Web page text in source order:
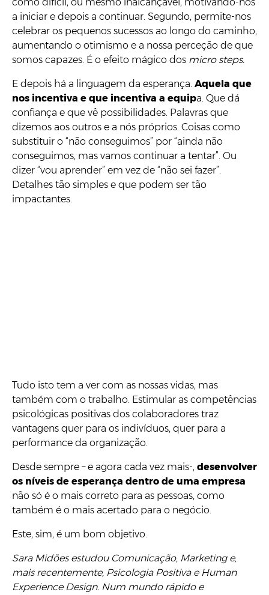
a iniciar e depois a continuar. Segundo, permite-nos
celebrar os pequenos sucessos ao longo do caminho,
aumentando o otimismo e a nossa perceção de que
somos capazes. É o efeito mágico dos micro steps.
E depois há a linguagem da esperança. Aquela que
nos incentiva e que incentiva a equipa. Que dá
confiança e que vê possibilidades. Palavras que
dizemos aos outros e a nós próprios. Coisas como
substituir o “não conseguimos” por “ainda não
conseguimos, mas vamos continuar a tentar”. Ou
dizer “vou aprender” em vez de “não sei fazer”.
Detalhes tão simples e que podem ser tão
impactantes.
Tudo isto tem a ver com as nossas vidas, mas
também com o trabalho. Estimular as competências
psicológicas positivas dos colaboradores traz
vantagens quer para os indivíduos, quer para a
performance da organização.
Desde sempre – e agora cada vez mais-, desenvolver
os níveis de esperança dentro de uma empresa
não só é o mais correto para as pessoas, como
também é o mais acertado para o negócio.
Este, sim, é um bom objetivo.
Sara Midões estudou Comunicação, Marketing e,
mais recentemente, Psicologia Positiva e Human
Experience Design. Num mundo rápido e